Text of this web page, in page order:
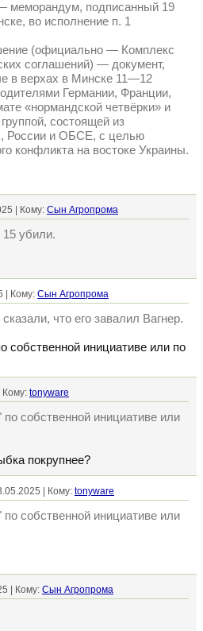
меморандум, подписанный 19
во исполнение п. 1
(официально — Комплекс
соглашений) — документ,
в верхах в Минске 11—12
Германии, Франции,
«нормандской четвёрки» и
состоящей из
России и ОБСЕ, с целью
конфликта на востоке Украины.
| Кому: Сын Агропрома
убили.
| Кому: Сын Агропрома
что его завалил Вагнер.
собственной инициативе или по
Кому: tonyware
собственной инициативе или
покрупнее?
| Кому: tonyware
собственной инициативе или
| Кому: Сын Агропрома